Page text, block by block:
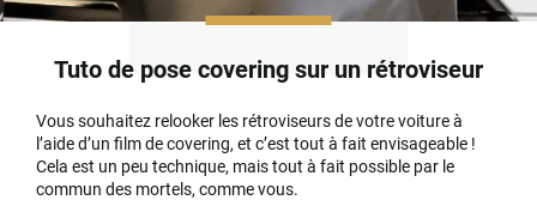
Tuto de pose covering sur un rétroviseur
Vous souhaitez relooker les rétroviseurs de votre voiture à
l’aide d’un film de covering, et c’est tout à fait envisageable !
Cela est un peu technique, mais tout à fait possible par le
commun des mortels, comme vous.